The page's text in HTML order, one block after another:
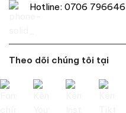
Hotline:0706 796646
Theo dõi chúng tôi tại